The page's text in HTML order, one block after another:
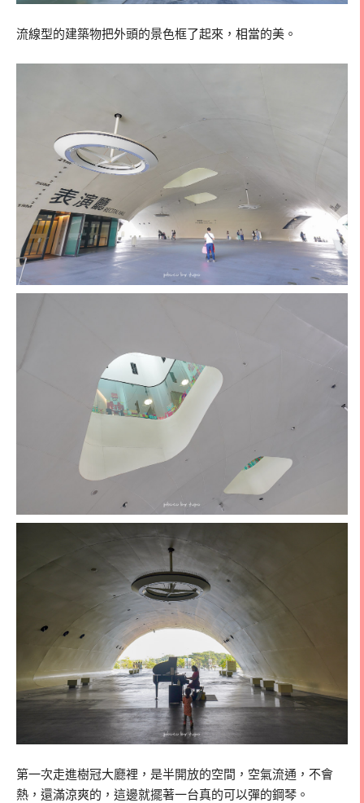
流線型的建築物把外頭的景色框了起來，相當的美。
第一次走進樹冠大廳裡，是半開放的空間，空氣流通，不會
熱，還滿涼爽的，這邊就擺著一台真的可以彈的鋼琴。